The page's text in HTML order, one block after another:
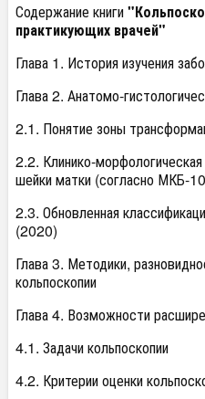
Содержание книги
практикующих врачей"
Глава 1. История изучения
Глава 2. Анатомо-
2.1. Понятие зоны
2.2. Клинико-
шейки матки (согласно МКБ-
2.3. Обновленная
(2020)
Глава 3. Методики,
кольпоскопии
Глава 4. Возможности
4.1. Задачи кольпоскопии
4.2. Критерии оценки